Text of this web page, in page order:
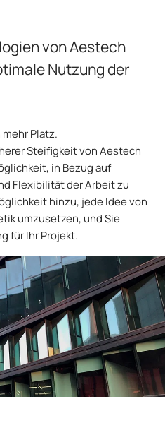
von Aestech
Nutzung der
Platz.
Steifigkeit von Aestech
in Bezug auf
Flexibilität der Arbeit zu
hinzu, jede Idee von
umzusetzen, und Sie
für Ihr Projekt.